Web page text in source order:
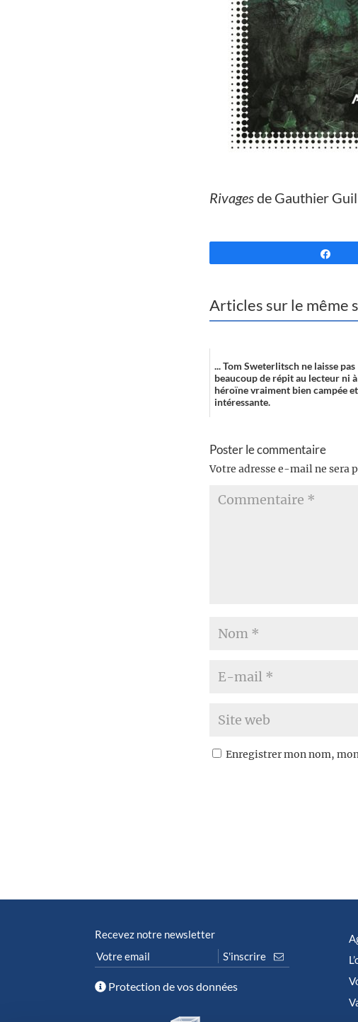
Rivagesde Gauthier
Articles sur le même
... Tom Sweterlitsch ne laisse pas
beaucoup de répit au lecteur ni
héroïne vraiment bien campée et
intéressante.
Poster le commentaire
Votre adresse e-mail ne sera
Enregistrer mon nom,
Recevez notre newsletter
Protection de vos données